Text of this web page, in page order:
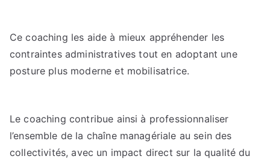
Ce coaching les aide à mieux appréhender les
contraintes administratives tout en adoptant une
posture plus moderne et mobilisatrice.
Le coaching contribue ainsi à professionnaliser
l’ensemble de la chaîne managériale au sein des
collectivités, avec un impact direct sur la qualité du